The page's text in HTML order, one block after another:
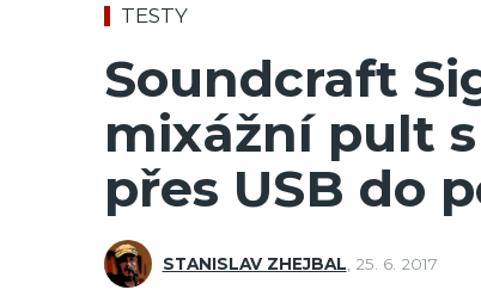
TESTY
Soundcraft
mixážní pult
přes USB do
STANISLAV ZHEJBAL 25. 6. 2017